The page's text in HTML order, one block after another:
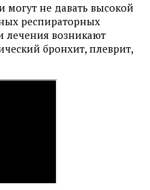
могут не давать высокой
респираторных
лечения возникают
бронхит, плеврит,